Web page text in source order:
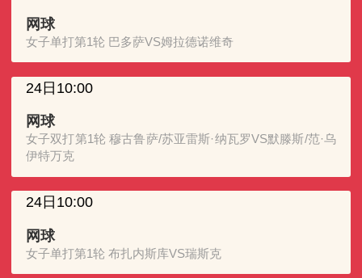
网球
女子单打第1轮 巴多萨VS姆拉德诺维奇
24日10:00
网球
女子双打第1轮 穆古鲁萨/苏亚雷斯·纳瓦罗VS默滕斯/范·乌
伊特万克
24日10:00
网球
女子单打第1轮 布扎内斯库VS瑞斯克